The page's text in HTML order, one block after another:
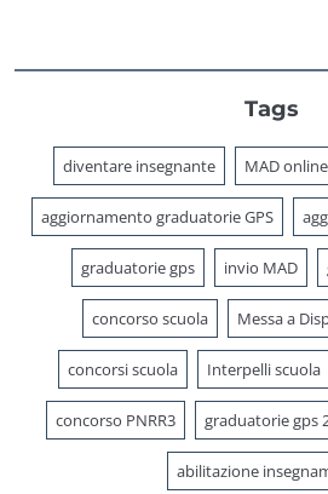
Tags
diventare insegnante MAD online
aggiornamento graduatorie GPS
graduatorie gps invio MAD
concorso scuola Messa a
concorsi scuola Interpelli scuola
concorso PNRR3 graduatorie gps
abilitazione